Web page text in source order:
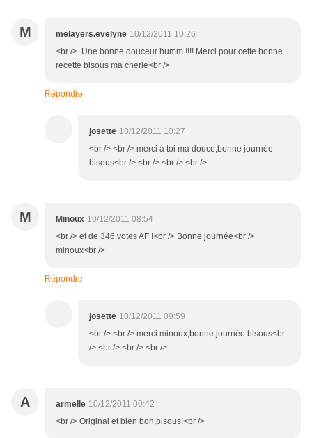
M melayers.evelyne 10/12/2011 10:26
<br /> Une bonne douceur humm !!!! Merci pour cette bonne
recette bisous ma cherie<br />
Répondre
josette 10/12/2011 10:27
<br /> <br /> merci a toi ma douce,bonne journée
bisous<br /> <br /> <br /> <br />
M Minoux 10/12/2011 08:54
<br /> et de 346 votes AF !<br /> Bonne journée<br />
minoux<br />
Répondre
josette 10/12/2011 09:59
<br /> <br /> merci minoux,bonne journée bisous<br
/> <br /> <br /> <br />
A armelle 10/12/2011 00:42
<br /> Original et bien bon,bisous!<br />